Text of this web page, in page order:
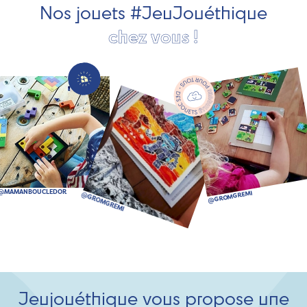
Nos jouets #JeuJouéthique
chez vous !
Jeujouéthique vous propose une